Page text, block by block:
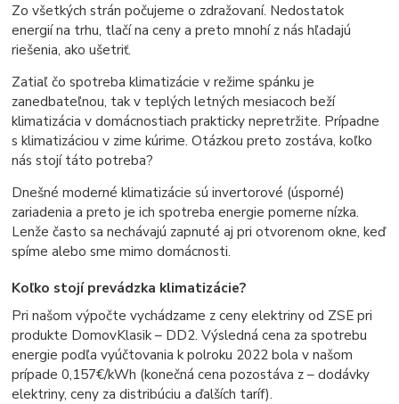
Zo všetkých strán počujeme o zdražovaní. Nedostatok
energií na trhu, tlačí na ceny a preto mnohí z nás hľadajú
riešenia, ako ušetriť.
Zatiaľ čo spotreba klimatizácie v režime spánku je
zanedbateľnou, tak v teplých letných mesiacoch beží
klimatizácia v domácnostiach prakticky nepretržite. Prípadne
s klimatizáciou v zime kúrime. Otázkou preto zostáva, koľko
nás stojí táto potreba?
Dnešné moderné klimatizácie sú invertorové (úsporné)
zariadenia a preto je ich spotreba energie pomerne nízka.
Lenže často sa nechávajú zapnuté aj pri otvorenom okne, keď
spíme alebo sme mimo domácnosti.
Koľko stojí prevádzka klimatizácie?
Pri našom výpočte vychádzame z ceny elektriny od ZSE pri
produkte DomovKlasik – DD2. Výsledná cena za spotrebu
energie podľa vyúčtovania k polroku 2022 bola v našom
prípade 0,157€/kWh (konečná cena pozostáva z – dodávky
elektriny, ceny za distribúciu a ďalších taríf).